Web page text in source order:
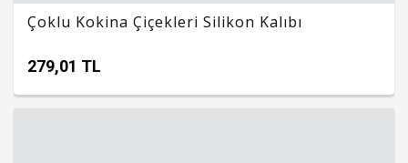
Çoklu Kokina Çiçekleri Silikon Kalıbı
279,01 TL